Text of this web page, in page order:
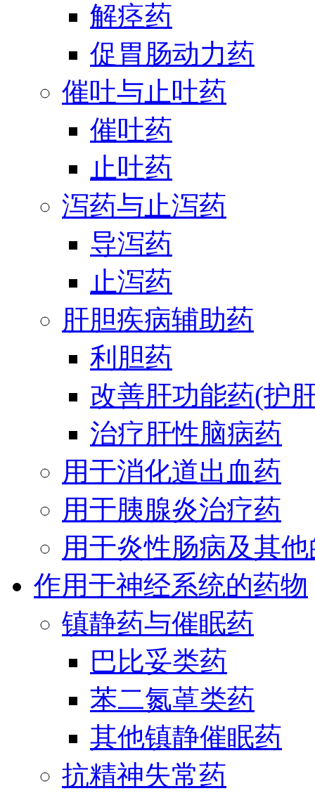
解痉药
促胃肠动力药
催吐与止吐药
催吐药
止吐药
泻药与止泻药
导泻药
止泻药
肝胆疾病辅助药
利胆药
改善肝功能药(护
治疗肝性脑病药
用于消化道出血药
用于胰腺炎治疗药
用于炎性肠病及其
作用于神经系统的药物
镇静药与催眠药
巴比妥类药
苯二氮䓬类药
其他镇静催眠药
抗精神失常药